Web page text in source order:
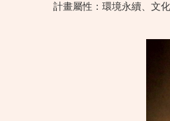
計畫屬性：環境永續、文